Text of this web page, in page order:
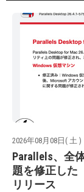
2026年08月08日( 土 )
Parallels、全
題を修正した
リリース